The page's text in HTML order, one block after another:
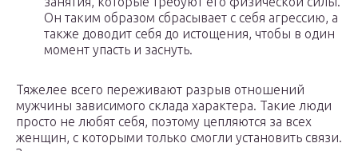
Он таким образом сбрасывает с себя агрессию, а
также доводит себя до истощения, чтобы в один
момент упасть и заснуть.
Тяжелее всего переживают разрыв отношений
мужчины зависимого склада характера. Такие люди
просто не любят себя, поэтому цепляются за всех
женщин, с которыми только смогли установить связи.